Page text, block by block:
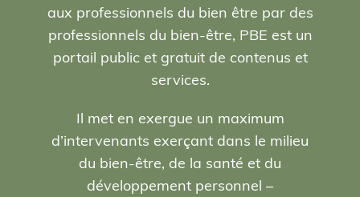
aux professionnels du bien être par des
professionnels du bien-être, PBE est un
portail public et gratuit de contenus et
services.
Il met en exergue un maximum
d’intervenants exerçant dans le milieu
du bien-être, de la santé et du
développement personnel –